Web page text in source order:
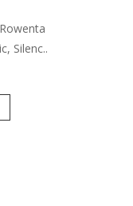
Silenc..